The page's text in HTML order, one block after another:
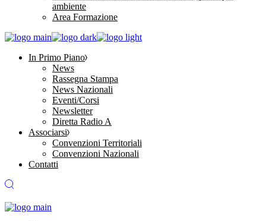
ambiente
Area Formazione
In Primo Piano
News
Rassegna Stampa
News Nazionali
Eventi/Corsi
Newsletter
Diretta Radio A
Associarsi
Convenzioni Territoriali
Convenzioni Nazionali
Contatti